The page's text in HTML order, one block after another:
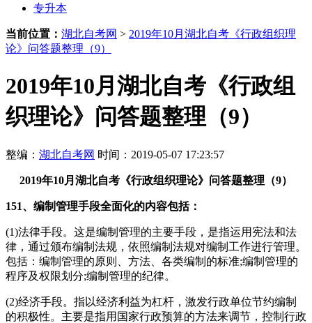
专升本
当前位置： 湖北自考网 > 2019年10月湖北自考《行政组织理
论》问答题整理（9）
2019年10月湖北自考《行政组
织理论》问答题整理（9）
整编： 湖北自考网 时间：2019-05-07 17:23:57
2019年10月湖北自考《行政组织理论》问答题整理（9）
151、编制管理手段全面化的内容包括：
(1)法律手段。这是编制管理的主要手段，是指运用宪法和法
律，通过颁布编制法规，依照编制法规对编制工作进行管理。
包括：编制管理的原则、方法、各类编制的标准;编制管理的
程序及权限划分;编制管理的纪律。
(2)经济手段。指以经济利益为杠杆，激发行政单位节约编制
的积极性。主要是指用国家行政预算的方法来调节，控制行政